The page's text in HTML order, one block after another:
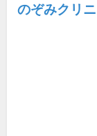
のぞみクリ